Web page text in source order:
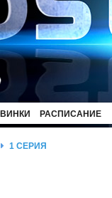
РАСПИСАНИЕ
1 СЕРИЯ